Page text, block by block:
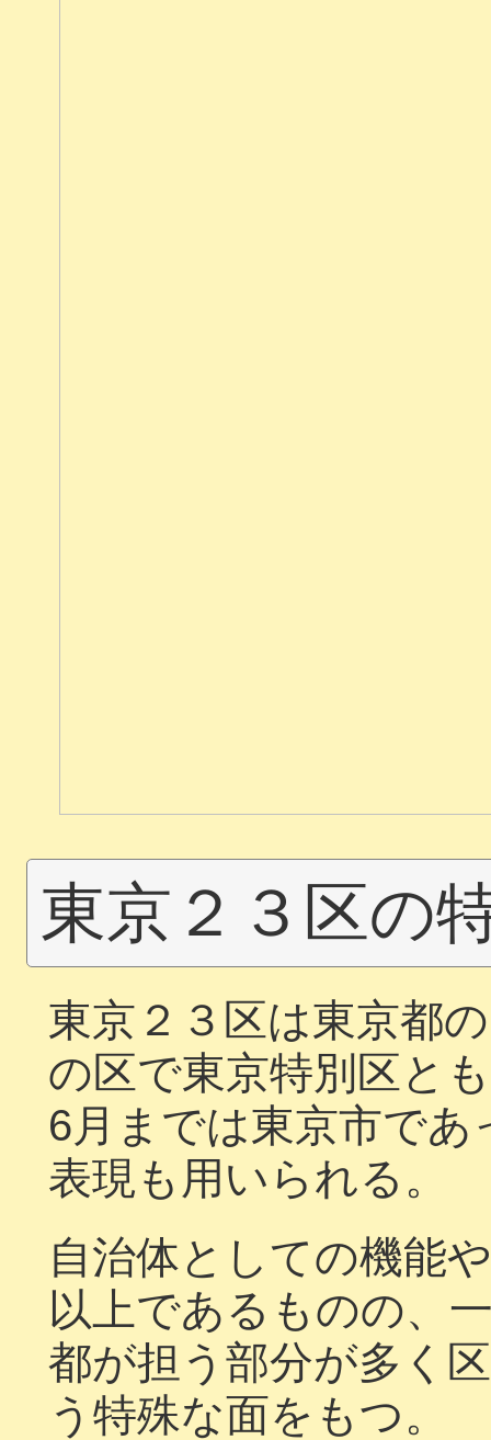
東京２３区の
東京２３区は東京都
の区で東京特別区と
6月までは東京市で
表現も用いられる。
自治体としての機能
以上であるものの、
都が担う部分が多く
う特殊な面をもつ。